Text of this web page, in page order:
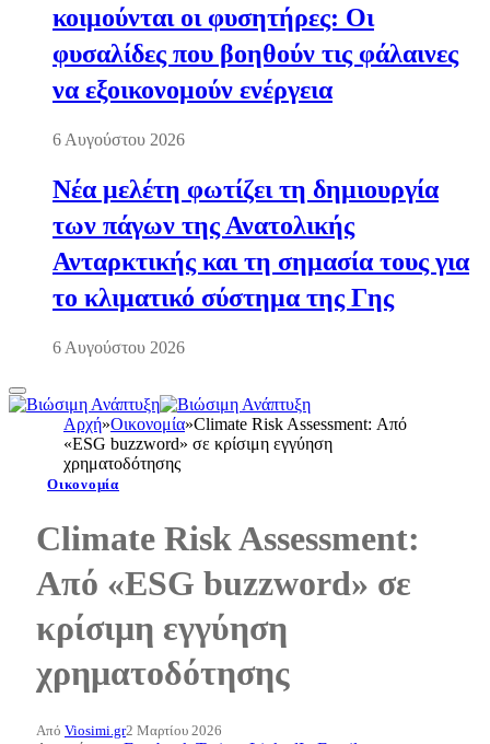
κοιμούνται οι φυσητήρες: Οι
φυσαλίδες που βοηθούν τις φάλαινες
να εξοικονομούν ενέργεια
6 Αυγούστου 2026
Νέα μελέτη φωτίζει τη δημιουργία
των πάγων της Ανατολικής
Ανταρκτικής και τη σημασία τους για
το κλιματικό σύστημα της Γης
6 Αυγούστου 2026
Αρχή»Οικονομία»Climate Risk Assessment: Από
«ESG buzzword» σε κρίσιμη εγγύηση
χρηματοδότησης
Οικονομία
Climate Risk Assessment:
Από «ESG buzzword» σε
κρίσιμη εγγύηση
χρηματοδότησης
Από Viosimi.gr2 Μαρτίου 2026